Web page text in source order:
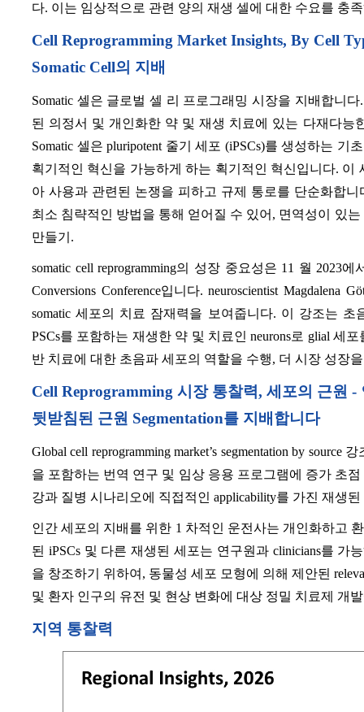
다. 이는 임상적으로 관련 양의 재생 셀에 대한 수요를 충
Cell Reprogramming Market Insights, By Cell
Somatic Cell의 지배
Somatic 셀은 글로벌 셀 리 프로그래밍 시장을 지배합니
된 의정서 및 개인화한 약 및 재생 치료에 있는 다재다
Somatic 셀은 pluripotent 줄기 세포 (iPSCs)를 생성하는
획기적인 혁신을 가능하게 하는 획기적인 혁신입니다.
아 사용과 관련된 논쟁을 피하고 규제 통로를 단순화합니
최소 침략적인 방법을 통해 얻어질 수 있어, 면역성이 있
만들기.
somatic cell reprogramming의 성장 중요성은 11 월 2023
Conversions Conference입니다. neuroscientist
somatic 세포의 치료 잠재력을 보여줍니다. 이 강조는
PSCs를 포함하는 재생한 약 및 치료인 neurons로 glial 세
반 치료에 대한 초음파 세포의 역할을 수행, 더 시장 성장
Cell Reprogramming 시장 통찰력, 세포의 근원
뒷받침된 근원 Segmentation를 지배합니다
Global cell reprogramming market’s segmentation by source
을 포함하는 번역 연구 및 임상 응용 프로그램에 증가 초
강과 질병 시나리오에 직접적인 applicability를 가진 재생
인간 세포의 지배를 위한 1 차적인 운전사는 개인화하고
된 iPSCs 및 다른 재생된 세포는 연구원과 clinicians를
을 창조하기 위하여, 동물성 세포 모형에 의해 제안된
및 환자 인구의 유전 및 현상 변화에 대상 정밀 치료제 개
지역 통찰력